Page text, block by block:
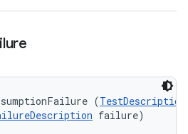
(TestDescription
failure)